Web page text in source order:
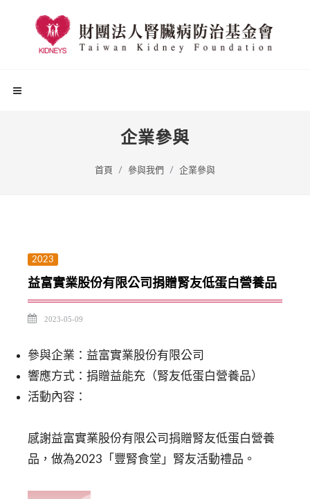
企業參與
首頁 參與我們 企業參與
2023
益富實業股份有限公司捐贈腎友低蛋白營養品
2023-05-09
參與企業：益富實業股份有限公司
響應方式：捐贈益能充（腎友低蛋白營養品）
活動內容：
感謝益富實業股份有限公司捐贈腎友低蛋白營養
品，做為2023「豐腎食堂」腎友活動禮品。